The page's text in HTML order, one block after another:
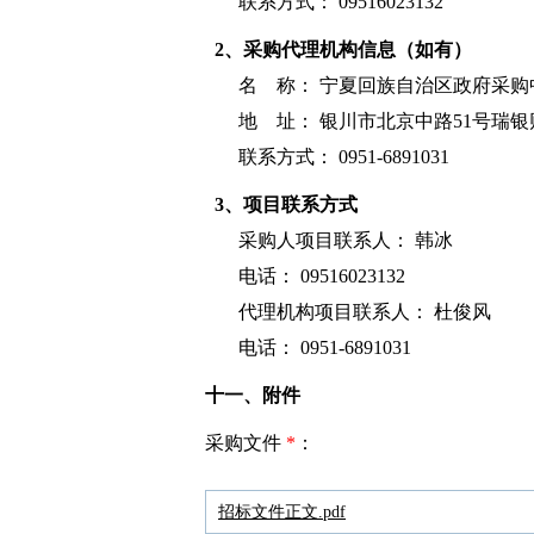
2、采购代理机构信息（如有）
名 称： 宁夏回族自治区政府采购
地 址： 银川市北京中路51号瑞银
联系方式： 0951-6891031
3、项目联系方式
采购人项目联系人： 韩冰
电话： 09516023132
代理机构项目联系人： 杜俊风
电话： 0951-6891031
十一、附件
采购文件 * ：
招标文件正文.pdf